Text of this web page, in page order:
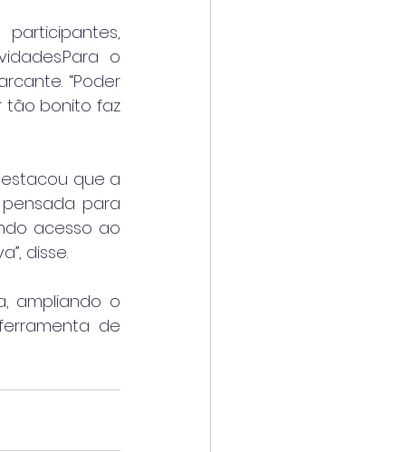
o
“Poder
tão bonito faz
que a
para
acesso ao
disse.
ampliando o
de